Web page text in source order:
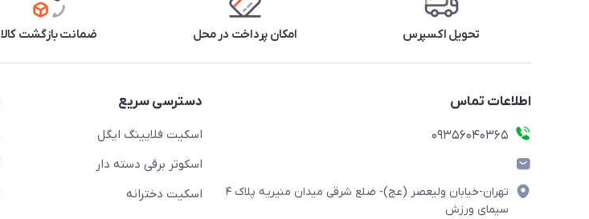
تحویل اکسپرس امکان پرداخت در محل ضمانت بازگشت کالا
اطلاعات تماس
۰۹۳۵۶۰۴۰۳۶۵
تهران-خیابان ولیعصر (عج)- ضلع شرقی میدان منیریه پلاک ۴
سیمای ورزش
دسترسی سریع
اسکیت فلایینگ ایگل
اسکوتر برقی دسته دار
اسکیت دخترانه